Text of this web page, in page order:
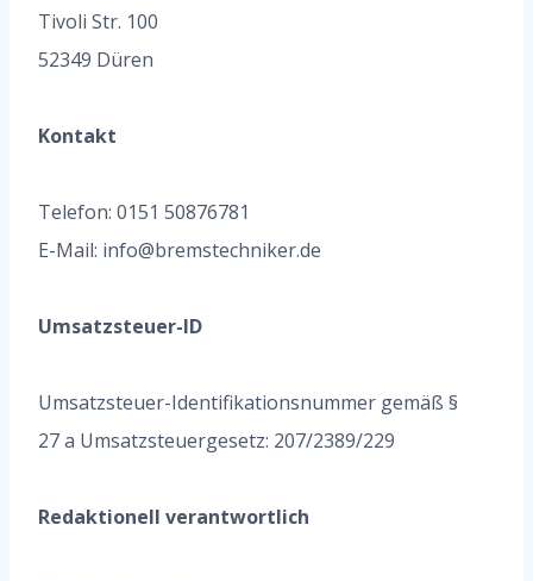
Tivoli Str. 100
52349 Düren
Kontakt
Telefon: 0151 50876781
E-Mail: info@bremstechniker.de
Umsatzsteuer-ID
Umsatzsteuer-Identifikationsnummer gemäß §
27 a Umsatzsteuergesetz: 207/2389/229
Redaktionell verantwortlich